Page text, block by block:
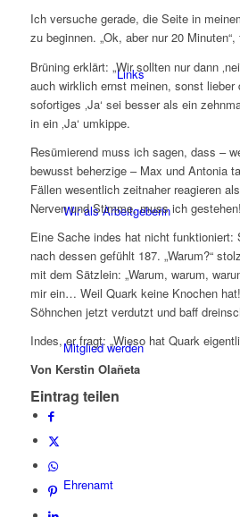
Links
Wir als Arbeitgeberin
Mitglied werden
Ehrenamt
Ich versuche gerade, die Seite in
zu beginnen. „Ok, aber nur 20
Brüning erklärt: „Wir sollten nur dann
auch wirklich ernst meinen, sonst lieber
sofortiges ‚Ja‘ sei besser als ein
in ein ‚Ja‘ umkippe.
Resümierend muss ich sagen, dass –
bewusst beherzige – Max und Antonia
Fällen wesentlich zeitnaher reagieren
Nerven und Stimme, muss ich gestehen!
Eine Sache indes hat nicht funktioniert:
nach dessen gefühlt 187. „Warum?“
mit dem Sätzlein: „Warum, warum,
mir ein… Weil Quark keine Knochen
Söhnchen jetzt verdutzt und baff
Indes, er fragt: „Wieso hat Quark
Von Kerstin Olañeta
Eintrag teilen